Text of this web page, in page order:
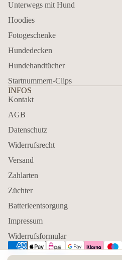
Unterwegs mit Hund
Hoodies
Fotogeschenke
Hundedecken
Hundehandtücher
Startnummern-Clips
INFOS
Kontakt
AGB
Datenschutz
Widerrufsrecht
Versand
Zahlarten
Züchter
Batterieentsorgung
Impressum
Widerrufsformular
Zahlungsmethoden